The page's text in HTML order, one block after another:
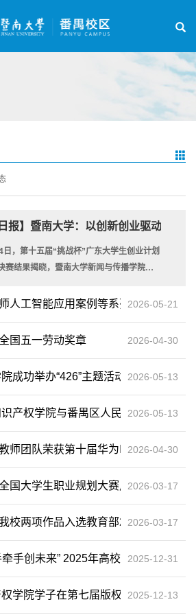
日报】暨南大学：以创新创业驱动大湾
日，第十五届“挑战杯”广东大学生创业计划
赛结果揭晓，暨南大学新闻与传播学院的
人工智能应用案例等系列教育信息化
2026-05-21
国五一劳动奖章 2026-04-30
成功举办“426”主题活动：“知产赋能
2026-05-13
产权学院与番禺区人民法院合作共建“
2026-05-13
师团队荣获第十届华为ICT大赛全国总
2026-04-30
国大学生职业规划大赛广东省分赛决
2026-03-17
校两项作品入选教育部2025年高校“
2026-03-17
手创未来” 2025年高校港澳台侨学生
2025-12-31
学院学子在第七届版权知识演讲大赛
2025-12-13